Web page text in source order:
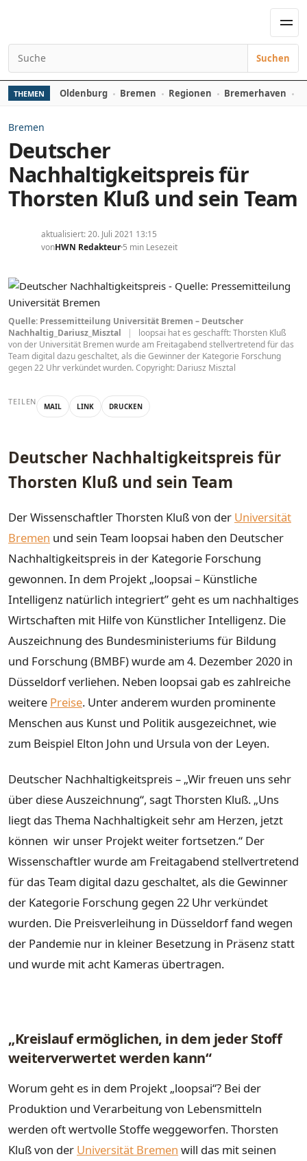
Suchen nach:
Suchen
THEMEN Oldenburg Bremen Regionen Bremerhaven
Bremen
Deutscher
Nachhaltigkeitspreis für
Thorsten Kluß und sein Team
aktualisiert: 20. Juli 2021 13:15
vonHWN Redakteur 5 min Lesezeit
Quelle: Pressemitteilung Universität Bremen – Deutscher
Nachhaltig_Dariusz_Misztal
|
loopsai hat es geschafft: Thorsten Kluß
von der Universität Bremen wurde am Freitagabend stellvertretend für das
Team digital dazu geschaltet, als die Gewinner der Kategorie Forschung
gegen 22 Uhr verkündet wurden. Copyright: Dariusz Misztal
TEILEN MAIL LINK DRUCKEN
Deutscher Nachhaltigkeitspreis für
Thorsten Kluß und sein Team
Der Wissenschaftler Thorsten Kluß von der Universität
Bremen und sein Team loopsai haben den Deutscher
Nachhaltigkeitspreis in der Kategorie Forschung
gewonnen. In dem Projekt „loopsai – Künstliche
Intelligenz natürlich integriert” geht es um nachhaltiges
Wirtschaften mit Hilfe von Künstlicher Intelligenz. Die
Auszeichnung des Bundesministeriums für Bildung
und Forschung (BMBF) wurde am 4. Dezember 2020 in
Düsseldorf verliehen. Neben loopsai gab es zahlreiche
weitere Preise. Unter anderem wurden prominente
Menschen aus Kunst und Politik ausgezeichnet, wie
zum Beispiel Elton John und Ursula von der Leyen.
Deutscher Nachhaltigkeitspreis – „Wir freuen uns sehr
über diese Auszeichnung“, sagt Thorsten Kluß. „Uns
liegt das Thema Nachhaltigkeit sehr am Herzen, jetzt
können wir unser Projekt weiter fortsetzen.“ Der
Wissenschaftler wurde am Freitagabend stellvertretend
für das Team digital dazu geschaltet, als die Gewinner
der Kategorie Forschung gegen 22 Uhr verkündet
wurden. Die Preisverleihung in Düsseldorf fand wegen
der Pandemie nur in kleiner Besetzung in Präsenz statt
und wurde mit acht Kameras übertragen.
„Kreislauf ermöglichen, in dem jeder Stoff
weiterverwertet werden kann“
Worum geht es in dem Projekt „loopsai“? Bei der
Produktion und Verarbeitung von Lebensmitteln
werden oft wertvolle Stoffe weggeworfen. Thorsten
Kluß von der Universität Bremen will das mit seinen